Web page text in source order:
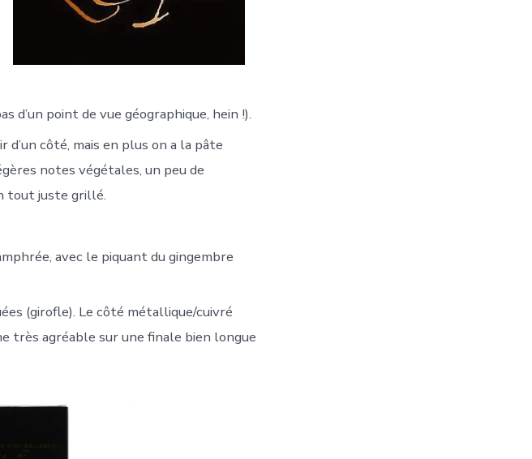
d’un point de vue géographique, hein !).
côté, mais en plus on a la pâte
notes végétales, un peu de
tout juste grillé.
avec le piquant du gingembre
(girofle). Le côté métallique/cuivré
très agréable sur une finale bien longue